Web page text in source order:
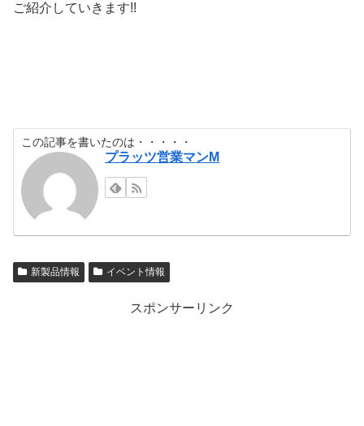
ご紹介していきます!!
この記事を書いたのは・・・・・
プラッツ営業マンM
新製品情報 イベント情報
スポンサーリンク